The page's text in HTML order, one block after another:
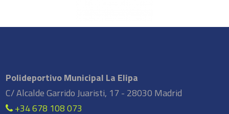
Polideportivo Municipal La Elipa
C/ Alcalde Garrido Juaristi, 17 - 28030 Madrid
+34 678 108 073